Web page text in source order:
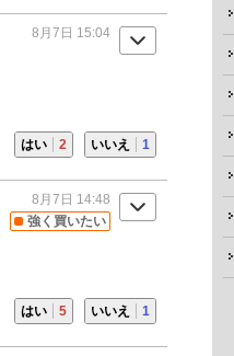
8月7日 15:04
はい 2 いいえ 1
強く買いたい
8月7日 14:48
はい 5 いいえ 1